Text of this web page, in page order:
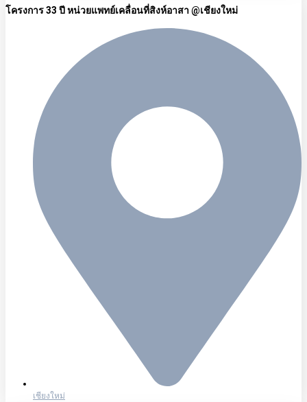
โครงการ 33 ปี หน่วยแพทย์เคลื่อนที่สิงห์อาสา @เชียงใหม่
เชียงใหม่